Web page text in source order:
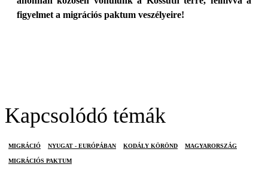
figyelmet a migrációs paktum veszélyeire!
Kapcsolódó témák
MIGRÁCIÓ NYUGAT - EURÓPÁBAN KODÁLY KÖRÖND MAGYARORSZÁG
MIGRÁCIÓS PAKTUM